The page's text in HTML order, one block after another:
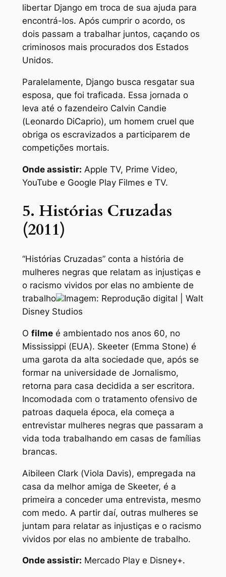
libertar Django em troca de sua ajuda para
encontrá-los. Após cumprir o acordo, os
dois passam a trabalhar juntos, caçando os
criminosos mais procurados dos Estados
Unidos.
Paralelamente, Django busca resgatar sua
esposa, que foi traficada. Essa jornada o
leva até o fazendeiro Calvin Candie
(Leonardo DiCaprio), um homem cruel que
obriga os escravizados a participarem de
competições mortais.
Onde assistir: Apple TV, Prime Video,
YouTube e Google Play Filmes e TV.
5. Histórias Cruzadas
(2011)
“Histórias Cruzadas” conta a história de
mulheres negras que relatam as injustiças e
o racismo vividos por elas no ambiente de
trabalho
Imagem: Reprodução digital | Walt
Disney Studios
O filmeé ambientado nos anos 60, no
Mississippi (EUA). Skeeter (Emma Stone) é
uma garota da alta sociedade que, após se
formar na universidade de Jornalismo,
retorna para casa decidida a ser escritora.
Incomodada com o tratamento ofensivo de
patroas daquela época, ela começa a
entrevistar mulheres negras que passaram a
vida toda trabalhando em casas de famílias
brancas.
Aibileen Clark (Viola Davis), empregada na
casa da melhor amiga de Skeeter, é a
primeira a conceder uma entrevista, mesmo
com medo. A partir daí, outras mulheres se
juntam para relatar as injustiças e o racismo
vividos por elas no ambiente de trabalho.
Onde assistir: Mercado Play e Disney+.